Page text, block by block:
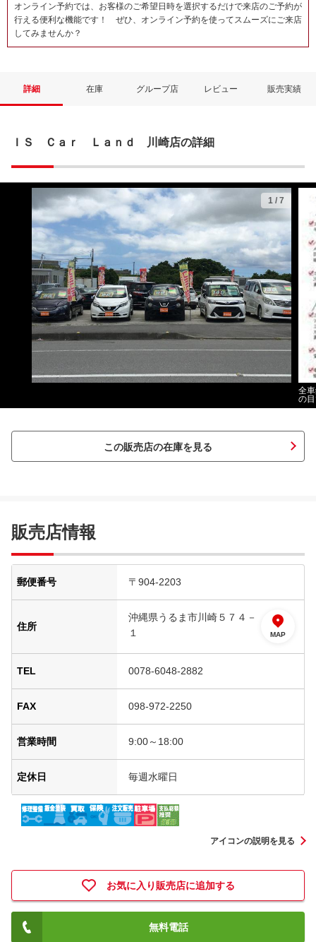
オンライン予約では、お客様のご希望日時を選択するだけで来店のご予約が
行える便利な機能です！ ぜひ、オンライン予約を使ってスムーズにご来店
してみませんか？
詳細 在庫 グループ店 レビュー 販売実績
ＩＳ Ｃａｒ Ｌａｎｄ 川崎店の詳細
1 / 7
全
の
この販売店の在庫を見る
販売店情報
郵便番号 〒904-2203
住所
沖縄県うるま市川崎５７４－
１
MAP
TEL 0078-6048-2882
FAX 098-972-2250
営業時間 9:00～18:00
定休日 毎週水曜日
アイコンの説明を見る
お気に入り販売店に追加する
無料電話